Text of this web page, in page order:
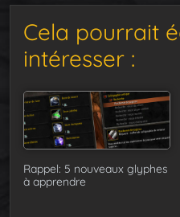
Cela pourrait
intéresser :
Rappel: 5 nouveaux glyphes
à apprendre